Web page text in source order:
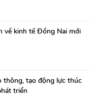
về kinh tế Đồng Nai mới
thông, tạo động lực thúc
triển